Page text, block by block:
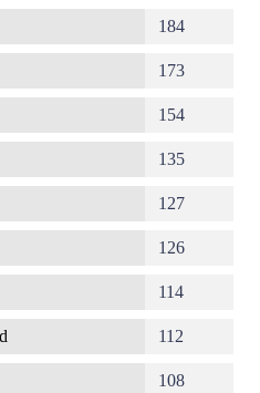
184
173
154
135
127
126
114
112
108